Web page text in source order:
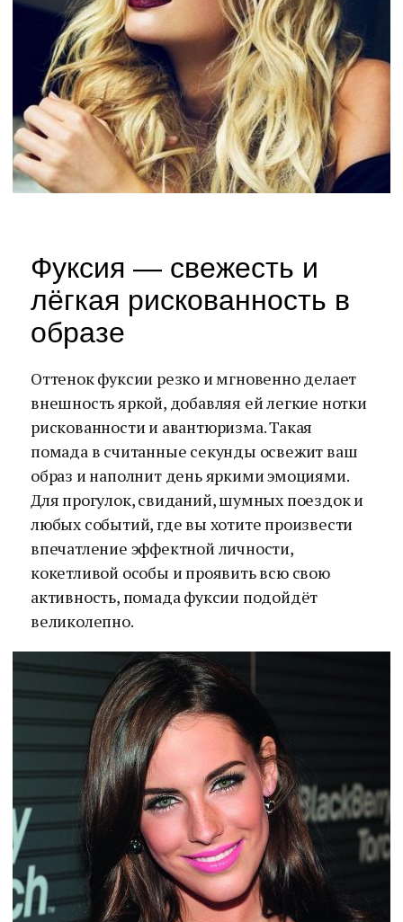
Фуксия — свежесть и
лёгкая рискованность в
образе
Оттенок фуксии резко и мгновенно делает
внешность яркой, добавляя ей легкие нотки
рискованности и авантюризма. Такая
помада в считанные секунды освежит ваш
образ и наполнит день яркими эмоциями.
Для прогулок, свиданий, шумных поездок и
любых событий, где вы хотите произвести
впечатление эффектной личности,
кокетливой особы и проявить всю свою
активность, помада фуксии подойдёт
великолепно.